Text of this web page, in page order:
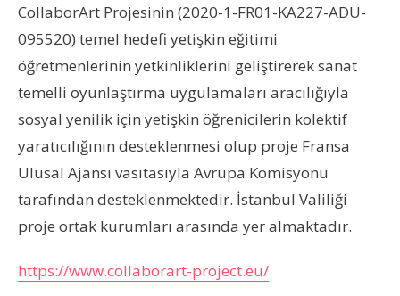
CollaborArt Projesinin (2020-1-FR01-KA227-ADU-
095520) temel hedefi yetişkin eğitimi
öğretmenlerinin yetkinliklerini geliştirerek sanat
temelli oyunlaştırma uygulamaları aracılığıyla
sosyal yenilik için yetişkin öğrenicilerin kolektif
yaratıcılığının desteklenmesi olup proje Fransa
Ulusal Ajansı vasıtasıyla Avrupa Komisyonu
tarafından desteklenmektedir. İstanbul Valiliği
proje ortak kurumları arasında yer almaktadır.
https://www.collaborart-project.eu/